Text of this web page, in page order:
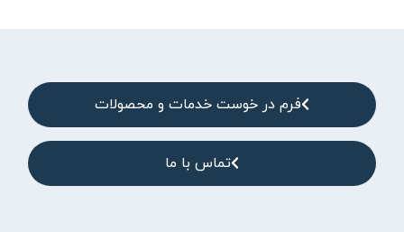
فرم در خوست خدمات و محصولات
تماس با ما